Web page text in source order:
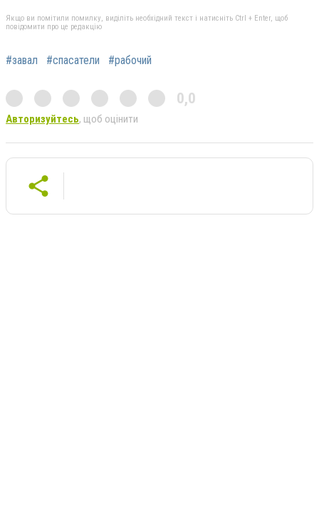
Якщо ви помітили помилку, виділіть необхідний текст і натисніть Ctrl + Enter, щоб
повідомити про це редакцію
#завал #спасатели #рабочий
0,0
Авторизуйтесь, щоб оцінити